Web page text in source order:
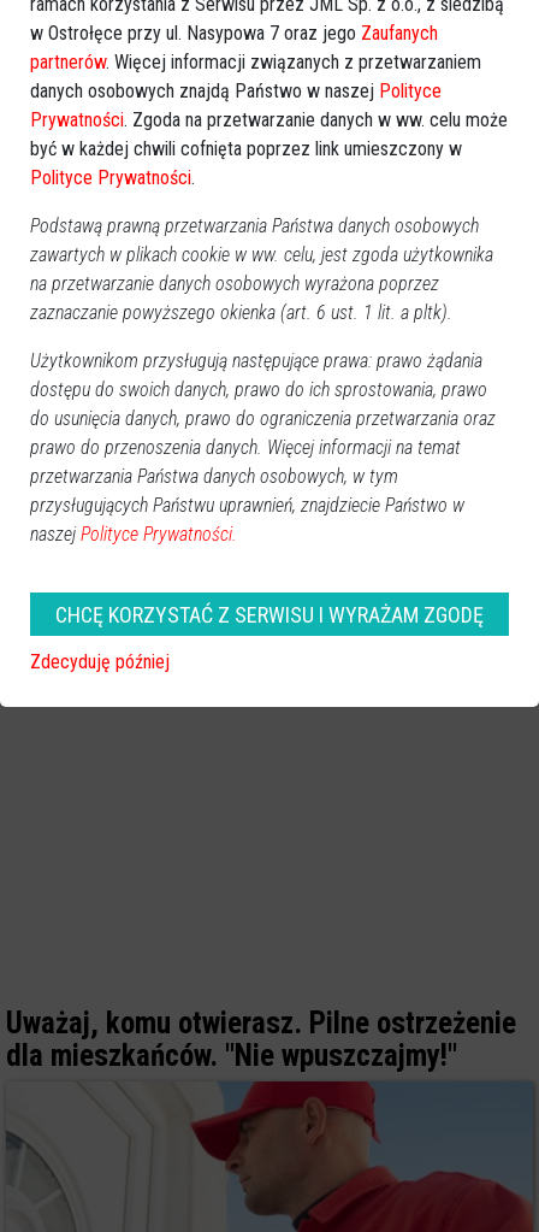
Dachowanie w Rzekuniu. 20-latek
zakończył jazdę w rowie!
Powiat ostrołecki
2026-07-14 11:27
Uważaj, komu otwierasz. Pilne ostrzeżenie
dla mieszkańców. "Nie wpuszczajmy!"
w Ostrołęce przy ul. Nasypowa 7 oraz jego Zaufanych
partnerów. Więcej informacji związanych z przetwarzaniem
danych osobowych znajdą Państwo w naszej Polityce
Prywatności. Zgoda na przetwarzanie danych w ww. celu może
być w każdej chwili cofnięta poprzez link umieszczony w
Polityce Prywatności.
Podstawą prawną przetwarzania Państwa danych osobowych
zawartych w plikach cookie w ww. celu, jest zgoda użytkownika
na przetwarzanie danych osobowych wyrażona poprzez
zaznaczanie powyższego okienka (art. 6 ust. 1 lit. a pltk).
Użytkownikom przysługują następujące prawa: prawo żądania
dostępu do swoich danych, prawo do ich sprostowania, prawo
do usunięcia danych, prawo do ograniczenia przetwarzania oraz
prawo do przenoszenia danych. Więcej informacji na temat
przetwarzania Państwa danych osobowych, w tym
przysługujących Państwu uprawnień, znajdziecie Państwo w
naszej Polityce Prywatności.
CHCĘ KORZYSTAĆ Z SERWISU I WYRAŻAM ZGODĘ
Zdecyduję później